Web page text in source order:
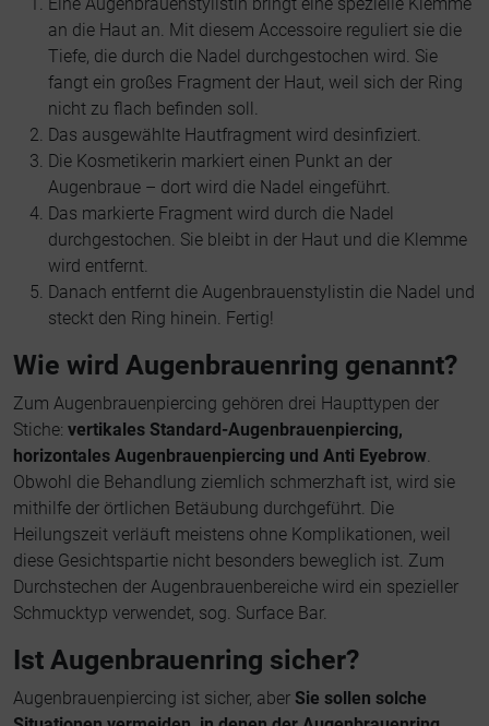
an die Haut an. Mit diesem Accessoire reguliert sie die
Tiefe, die durch die Nadel durchgestochen wird. Sie
fangt ein großes Fragment der Haut, weil sich der Ring
nicht zu flach befinden soll.
Das ausgewählte Hautfragment wird desinfiziert.
Die Kosmetikerin markiert einen Punkt an der
Augenbraue – dort wird die Nadel eingeführt.
Das markierte Fragment wird durch die Nadel
durchgestochen. Sie bleibt in der Haut und die Klemme
wird entfernt.
Danach entfernt die Augenbrauenstylistin die Nadel und
steckt den Ring hinein. Fertig!
Wie wird Augenbrauenring genannt?
Zum Augenbrauenpiercing gehören drei Haupttypen der
Stiche: vertikales Standard-Augenbrauenpiercing,
horizontales Augenbrauenpiercing und Anti Eyebrow.
Obwohl die Behandlung ziemlich schmerzhaft ist, wird sie
mithilfe der örtlichen Betäubung durchgeführt. Die
Heilungszeit verläuft meistens ohne Komplikationen, weil
diese Gesichtspartie nicht besonders beweglich ist. Zum
Durchstechen der Augenbrauenbereiche wird ein spezieller
Schmucktyp verwendet, sog. Surface Bar.
Ist Augenbrauenring sicher?
Augenbrauenpiercing ist sicher, aber Sie sollen solche